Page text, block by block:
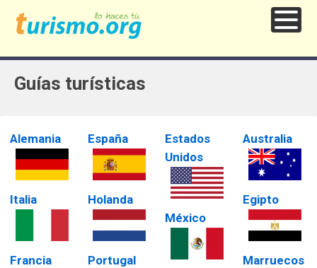
Guías turísticas
Alemania
Italia
Francia
España
Holanda
Portugal
Estados
Unidos
México
Australia
Egipto
Marruecos